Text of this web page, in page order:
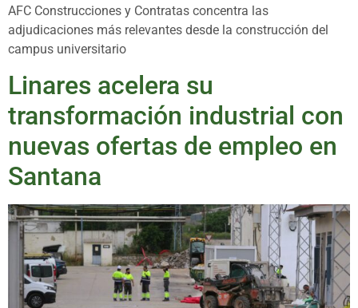
AFC Construcciones y Contratas concentra las
adjudicaciones más relevantes desde la construcción del
campus universitario
Linares acelera su
transformación industrial con
nuevas ofertas de empleo en
Santana